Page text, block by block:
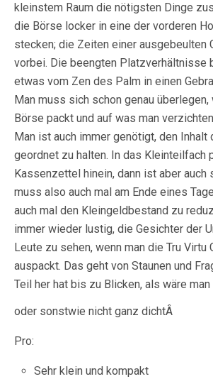
kleinstem Raum die nötigsten Dinge
die Börse locker in eine der vorderen
stecken; die Zeiten einer ausgebeulten
vorbei. Die beengten Platzverhältnisse
etwas vom Zen des Palm in einen
Man muss sich schon genau überlegen,
Börse packt und auf was man
Man ist auch immer genötigt, den Inhalt
geordnet zu halten. In das Kleinteilfach
Kassenzettel hinein, dann ist aber auch
muss also auch mal am Ende eines
auch mal den Kleingeldbestand zu
immer wieder lustig, die Gesichter der
Leute zu sehen, wenn man die Tru Virtu
auspackt. Das geht von Staunen und
Teil her hat bis zu Blicken, als wäre
oder sonstwie nicht ganz dichtÂ
Pro:
Sehr klein und kompakt